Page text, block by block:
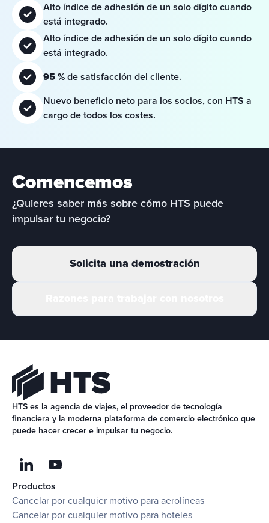
Alto índice de adhesión de un solo dígito cuando
está integrado.
Alto índice de adhesión de un solo dígito cuando
está integrado.
95 % de satisfacción del cliente.
Nuevo beneficio neto para los socios, con HTS a
cargo de todos los costes.
Comencemos
¿Quieres saber más sobre cómo HTS puede
impulsar tu negocio?
Solicita una demostración
HTS es la agencia de viajes, el proveedor de tecnología
financiera y la moderna plataforma de comercio electrónico que
puede hacer crecer e impulsar tu negocio.
Productos
Cancelar por cualquier motivo para aerolíneas
Cancelar por cualquier motivo para hoteles